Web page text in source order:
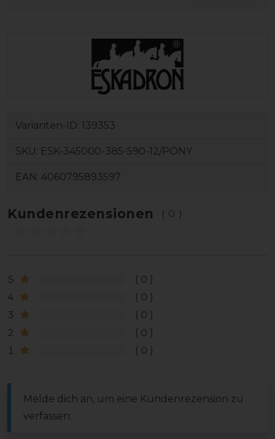
Varianten-ID: 139353
SKU: ESK-345000-385-590-12/PONY
EAN: 4060795893597
Kundenrezensionen (0)
5
0
4
0
3
0
2
0
1
0
Melde dich an, um eine Kundenrezension zu
verfassen.